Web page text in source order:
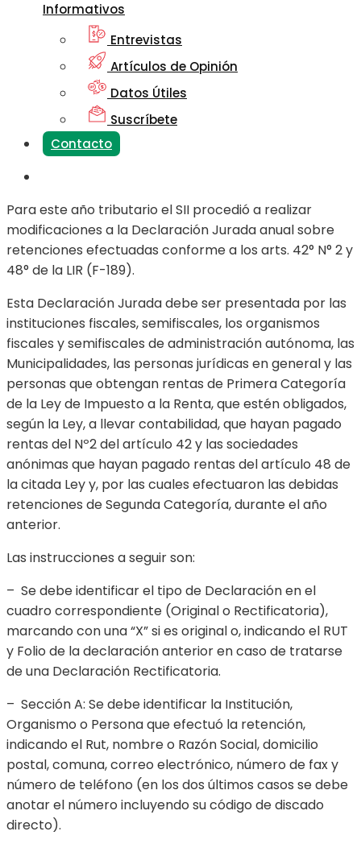
Informativos
Entrevistas
Artículos de Opinión
Datos Útiles
Suscríbete
Contacto
Para este año tributario el SII procedió a realizar
modificaciones a la Declaración Jurada anual sobre
retenciones efectuadas conforme a los arts. 42° N° 2 y
48° de la LIR (F-189).
Esta Declaración Jurada debe ser presentada por las
instituciones fiscales, semifiscales, los organismos
fiscales y semifiscales de administración autónoma, las
Municipalidades, las personas jurídicas en general y las
personas que obtengan rentas de Primera Categoría
de la Ley de Impuesto a la Renta, que estén obligados,
según la Ley, a llevar contabilidad, que hayan pagado
rentas del Nº2 del artículo 42 y las sociedades
anónimas que hayan pagado rentas del artículo 48 de
la citada Ley y, por las cuales efectuaron las debidas
retenciones de Segunda Categoría, durante el año
anterior.
Las instrucciones a seguir son:
– Se debe identificar el tipo de Declaración en el
cuadro correspondiente (Original o Rectificatoria),
marcando con una “X” si es original o, indicando el RUT
y Folio de la declaración anterior en caso de tratarse
de una Declaración Rectificatoria.
– Sección A: Se debe identificar la Institución,
Organismo o Persona que efectuó la retención,
indicando el Rut, nombre o Razón Social, domicilio
postal, comuna, correo electrónico, número de fax y
número de teléfono (en los dos últimos casos se debe
anotar el número incluyendo su código de discado
directo).